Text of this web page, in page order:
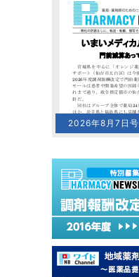
2026年8月7日号